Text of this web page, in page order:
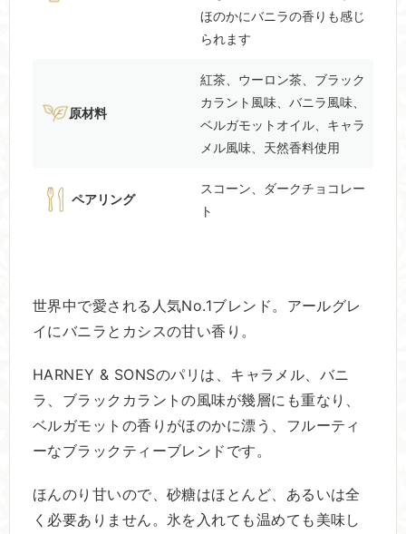
ほのかにバニラの香りも感じ
られます
原材料
紅茶、ウーロン茶、ブラック
カラント風味、バニラ風味、
ベルガモットオイル、キャラ
メル風味、天然香料使用
ペアリング
スコーン、ダークチョコレー
ト
世界中で愛される人気No.1ブレンド。アールグレ
イにバニラとカシスの甘い香り。
HARNEY & SONSのパリは、キャラメル、バニ
ラ、ブラックカラントの風味が幾層にも重なり、
ベルガモットの香りがほのかに漂う、フルーティ
ーなブラックティーブレンドです。
ほんのり甘いので、砂糖はほとんど、あるいは全
く必要ありません。氷を入れても温めても美味し